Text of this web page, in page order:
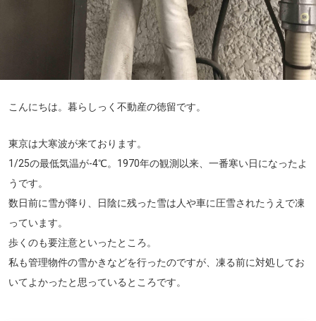
こんにちは。暮らしっく不動産の徳留です。
東京は大寒波が来ております。
1/25の最低気温が-4℃。1970年の観測以来、一番寒い日になったよ
うです。
数日前に雪が降り、日陰に残った雪は人や車に圧雪されたうえで凍
っています。
歩くのも要注意といったところ。
私も管理物件の雪かきなどを行ったのですが、凍る前に対処してお
いてよかったと思っているところです。